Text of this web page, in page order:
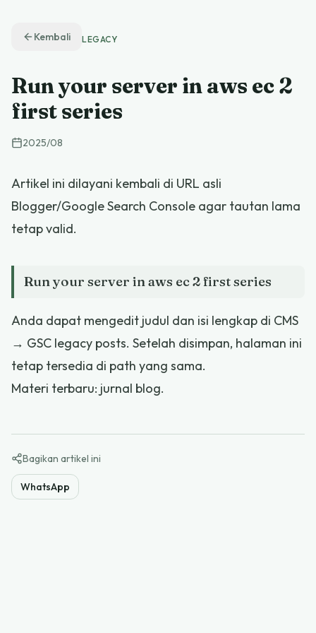
Kembali LEGACY
Run your server in aws ec 2
first series
2025/08
Artikel ini dilayani kembali di URL asli
Blogger/Google Search Console agar tautan lama
tetap valid.
Run your server in aws ec 2 first series
Anda dapat mengedit judul dan isi lengkap di CMS
→ GSC legacy posts. Setelah disimpan, halaman ini
tetap tersedia di path yang sama.
Materi terbaru: jurnal blog.
Bagikan artikel ini
WhatsApp